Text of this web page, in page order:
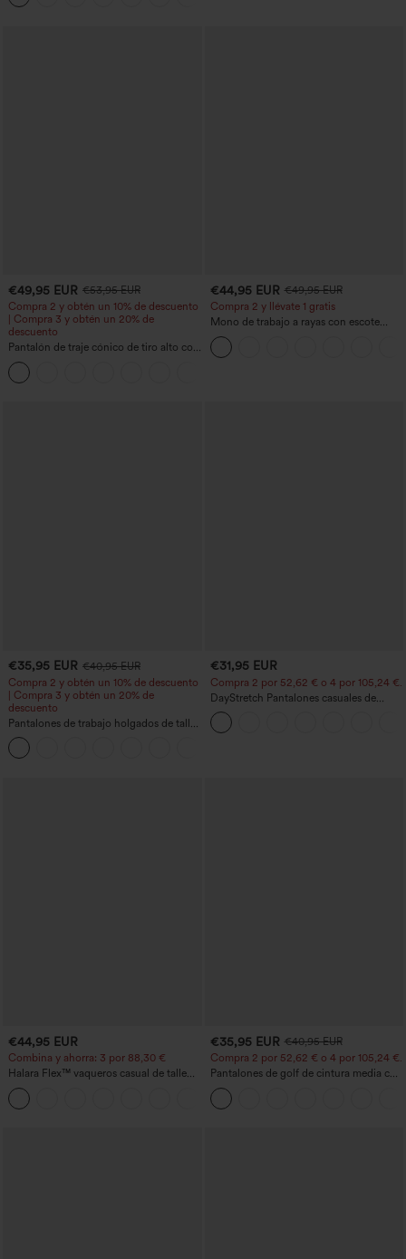
€49,95 EUR €53,95 EUR
Compra 2 y obtén un 10% de descuento
| Compra 3 y obtén un 20% de
descuento
Pantalón de traje cónico de tiro alto con
bolsillos
€44,95 EUR €49,95 EUR
Compra 2 y llévate 1 gratis
Mono de trabajo a rayas con escote
barco, sin mangas, lazo lateral, tacto
Cool Touch y bolsillos - Edición Easy
Peezy
€35,95 EUR €40,95 EUR
Compra 2 y obtén un 10% de descuento
| Compra 3 y obtén un 20% de
descuento
Pantalones de trabajo holgados de talle
medio con bolsillos y pernera estilo
barril
€31,95 EUR
Compra 2 por 52,62 € o 4 por 105,24 €.
DayStretch Pantalones casuales de
cintura alta con pernera tipo barril y
bolsillos
€44,95 EUR
Combina y ahorra: 3 por 88,30 €
Halara Flex™ vaqueros casual de talle
alto con bolsillos, estilo baggy de pierna
ancha, efecto lavado
€35,95 EUR €40,95 EUR
Compra 2 por 52,62 € o 4 por 105,24 €.
Pantalones de golf de cintura media con
cordón, dobladillo curvo, secado rápido,
de corte cónico y con bolsillos - UPF40+